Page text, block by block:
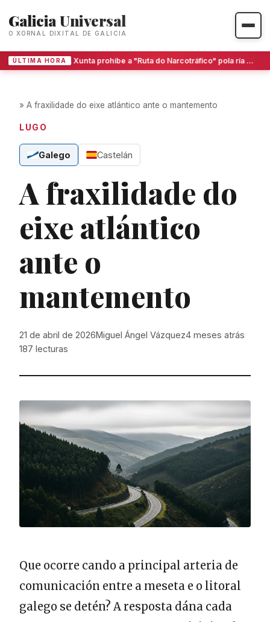
Galicia Universal
O XORNAL DIXITAL DE GALICIA
ÚLTIMA HORA A Xunta prohibe a "Ruta do Narcotráfico" pola ría de Arousa por incumprir a lei turística
» A fraxilidade do eixe atlántico ante o mantemento
LUGO
Galego Castelán
A fraxilidade do
eixe atlántico
ante o
mantemento
21 de abril de 2026Miguel Ángel Vázquez4 meses atrás
187 lecturas
Que ocorre cando a principal arteria de
comunicación entre a meseta e o litoral
galego se detén? A resposta dána cada